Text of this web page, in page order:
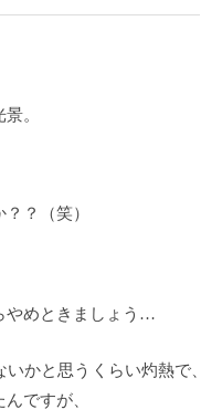
。
？（笑）
やめときましょう…
かと思うくらい灼熱で、
ですが、